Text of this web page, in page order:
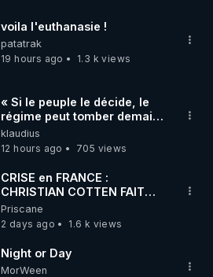
voila l'euthanasie !
patatrak
19 hours ago
1.3 k views
« Si le peuple le décide, le
régime peut tomber demain !
»
klaudius
12 hours ago
705 views
CRISE en FRANCE :
CHRISTIAN COTTEN FAIT
une étrange découverte
Priscane
2 days ago
1.6 k views
Night or Day
MorWeen